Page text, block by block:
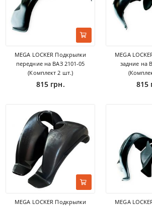
MEGA LOCKER Подкрылки
передние на ВАЗ 2101-05
(Комплект 2 шт.)
815 грн.
MEGA
задние на
815
MEGA LOCKER Подкрылки
MEGA